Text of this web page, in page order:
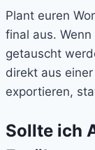
Plant euren
final aus.
getauscht
direkt aus
exportieren,
Sollte ich